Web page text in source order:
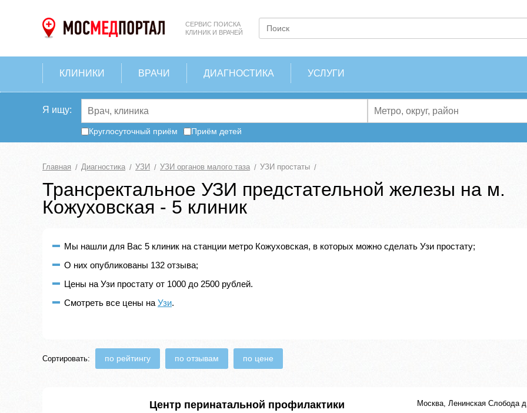
СЕРВИС ПОИСКА
КЛИНИК И ВРАЧЕЙ
КЛИНИКИ ВРАЧИ ДИАГНОСТИКА УСЛУГИ
Я ищу:
Круглосуточный приём Приём детей
Главная Диагностика УЗИ УЗИ органов малого таза УЗИ простаты
Трансректальное УЗИ предстательной железы на м.
Кожуховская - 5 клиник
Мы нашли для Вас 5 клиник на станции метро Кожуховская, в которых можно сделать Узи простату;
О них опубликованы 132 отзыва;
Цены на Узи простату от 1000 до 2500 рублей.
Смотреть все цены на Узи.
Сортировать: по рейтингу по отзывам по цене
Центр перинатальной профилактики
Москва, Ленинская Слобода